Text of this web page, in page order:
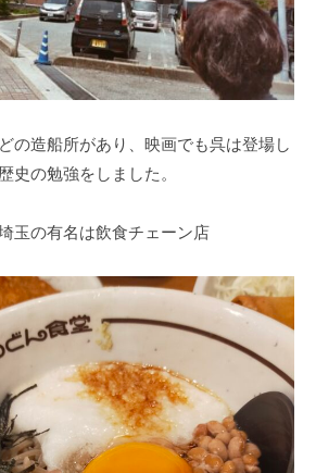
の造船所があり、映画でも呉は登場し
史の勉強をしました。
玉の有名は飲食チェーン店